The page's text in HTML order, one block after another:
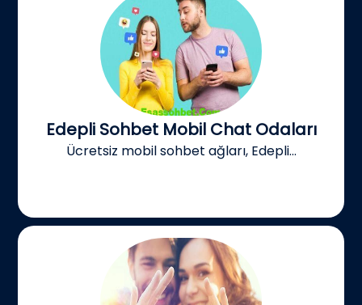
Edepli Sohbet Mobil Chat Odaları
Ücretsiz mobil sohbet ağları, Edepli...